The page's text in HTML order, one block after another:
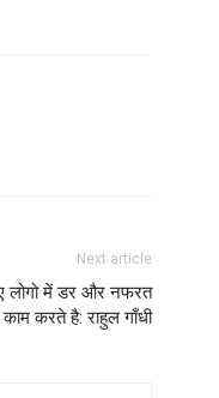
Next article
लोगो में डर और नफरत
करते है: राहुल गाँधी